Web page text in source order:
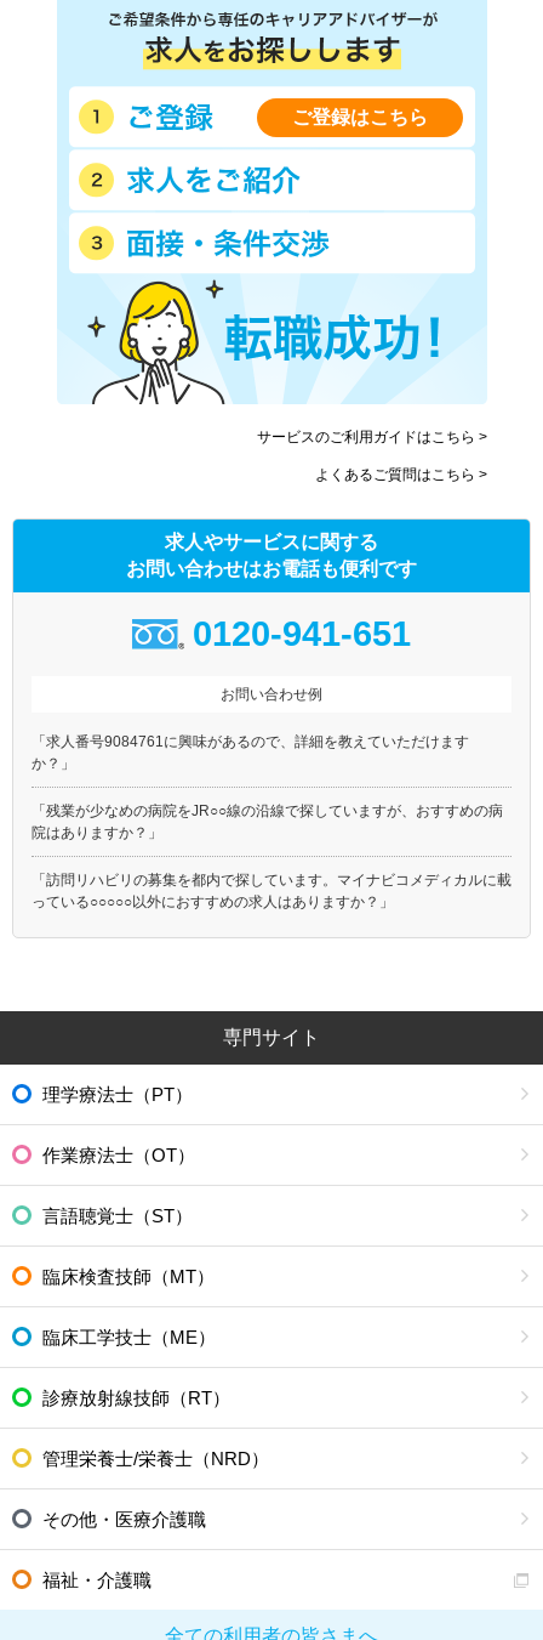
ご登録はこちら
サービスのご利用ガイドはこちら >
よくあるご質問はこちら >
求人やサービスに関する
お問い合わせはお電話も便利です
0120-941-651
お問い合わせ例
「求人番号9084761に興味があるので、詳細を教えていただけます
か？」
「残業が少なめの病院をJR○○線の沿線で探していますが、おすすめの病
院はありますか？」
「訪問リハビリの募集を都内で探しています。マイナビコメディカルに載
っている○○○○○以外におすすめの求人はありますか？」
専門サイト
理学療法士（PT）
作業療法士（OT）
言語聴覚士（ST）
臨床検査技師（MT）
臨床工学技士（ME）
診療放射線技師（RT）
管理栄養士/栄養士（NRD）
その他・医療介護職
福祉・介護職
全ての利用者の皆さまへ